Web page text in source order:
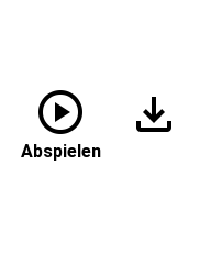
play_circle
Abspielen
download